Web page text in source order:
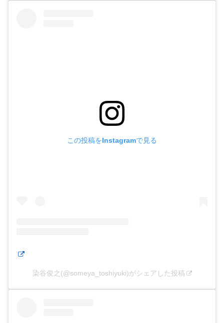
この投稿をInstagramで見る
染谷俊之(@someya_toshiyuki)がシェアした投稿